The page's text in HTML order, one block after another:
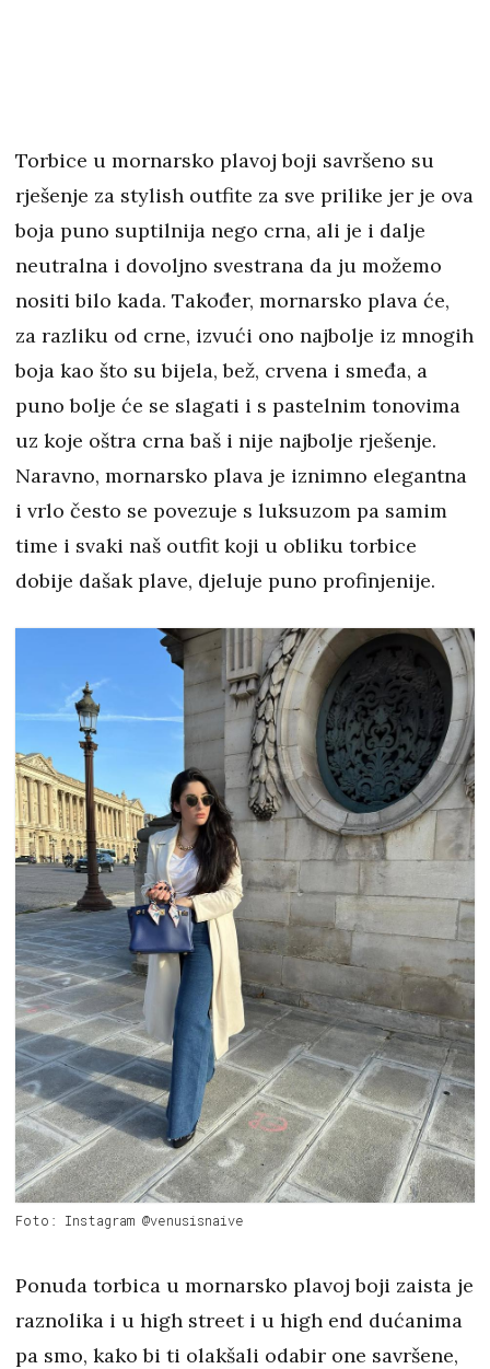
Torbice u mornarsko plavoj boji savršeno su
rješenje za stylish outfite za sve prilike jer je ova
boja puno suptilnija nego crna, ali je i dalje
neutralna i dovoljno svestrana da ju možemo
nositi bilo kada. Također, mornarsko plava će,
za razliku od crne, izvući ono najbolje iz mnogih
boja kao što su bijela, bež, crvena i smeđa, a
puno bolje će se slagati i s pastelnim tonovima
uz koje oštra crna baš i nije najbolje rješenje.
Naravno, mornarsko plava je iznimno elegantna
i vrlo često se povezuje s luksuzom pa samim
time i svaki naš outfit koji u obliku torbice
dobije dašak plave, djeluje puno profinjenije.
Foto: Instagram @venusisnaive
Ponuda torbica u mornarsko plavoj boji zaista je
raznolika i u high street i u high end dućanima
pa smo, kako bi ti olakšali odabir one savršene,